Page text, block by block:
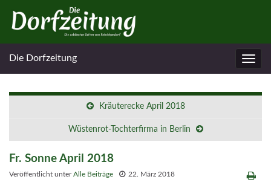
Die Dorfzeitung
Kräuterecke April 2018
Wüstenrot-Tochterfirma in Berlin
Fr. Sonne April 2018
Veröffentlicht unterAlle Beiträge 22. März 2018